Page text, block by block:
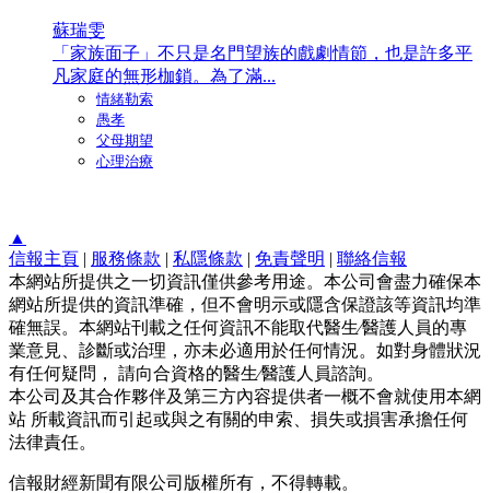
蘇瑞雯
「家族面子」不只是名門望族的戲劇情節，也是許多平
凡家庭的無形枷鎖。為了滿...
情緒勒索
愚孝
父母期望
心理治療
▲
信報主頁 | 服務條款 | 私隱條款 | 免責聲明 | 聯絡信報
本網站所提供之一切資訊僅供參考用途。本公司會盡力確保本
網站所提供的資訊準確，但不會明示或隱含保證該等資訊均準
確無誤。本網站刊載之任何資訊不能取代醫生∕醫護人員的專
業意見、診斷或治理，亦未必適用於任何情況。如對身體狀況
有任何疑問， 請向合資格的醫生∕醫護人員諮詢。
本公司及其合作夥伴及第三方內容提供者一概不會就使用本網
站 所載資訊而引起或與之有關的申索、損失或損害承擔任何
法律責任。
信報財經新聞有限公司版權所有，不得轉載。